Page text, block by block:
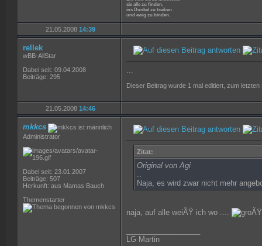
sie alle zu finden,
ins Dunkel zu treiben
und ewig zu binden.
21.05.2008 14:39
rellek
wBB-AllStar
Dabei seit: 09.04.2008
Beiträge: 295
...
Dieser Beitrag wurde 1 mal editiert, zum
21.05.2008 14:46
mkkcs
Administrator
Dabei seit: 23.01.2007
Beiträge: 507
Herkunft: aus Mamas Bauch
Themenstarter
Zitat:
Original von Agi
..
Naja, es wird zwar nicht mehr
naja, auf alle weiÃŸ ich wo ....
LG Martin